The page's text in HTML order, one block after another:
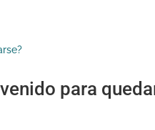
para